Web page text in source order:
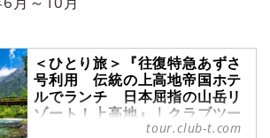
＜ひとり旅＞『往復特急あずさ
号利用 伝統の上高地帝国ホテ
ルでランチ 日本屈指の山岳リ
ゾート！上高地』｜クラブツー
tour.club-t.com